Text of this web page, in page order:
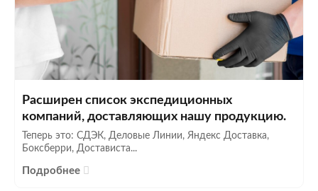
Расширен список экспедиционных
компаний, доставляющих нашу продукцию.
Теперь это: СДЭК, Деловые Линии, Яндекс Доставка,
Боксберри, Достависта...
Подробнее